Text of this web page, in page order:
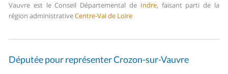
Vauvre est le Conseil Départemental de Indre, faisant parti de la
région administrativeCentre-Val de Loire
Députée pour représenter Crozon-sur-Vauvre